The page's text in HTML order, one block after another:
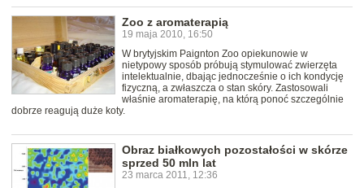
Zoo z aromaterapią
19 maja 2010, 16:50
W brytyjskim Paignton Zoo opiekunowie w
nietypowy sposób próbują stymulować zwierzęta
intelektualnie, dbając jednocześnie o ich kondycję
fizyczną, a zwłaszcza o stan skóry. Zastosowali
właśnie aromaterapię, na którą ponoć szczególnie
dobrze reagują duże koty.
Obraz białkowych pozostałości w skórze
sprzed 50 mln lat
23 marca 2011, 12:36